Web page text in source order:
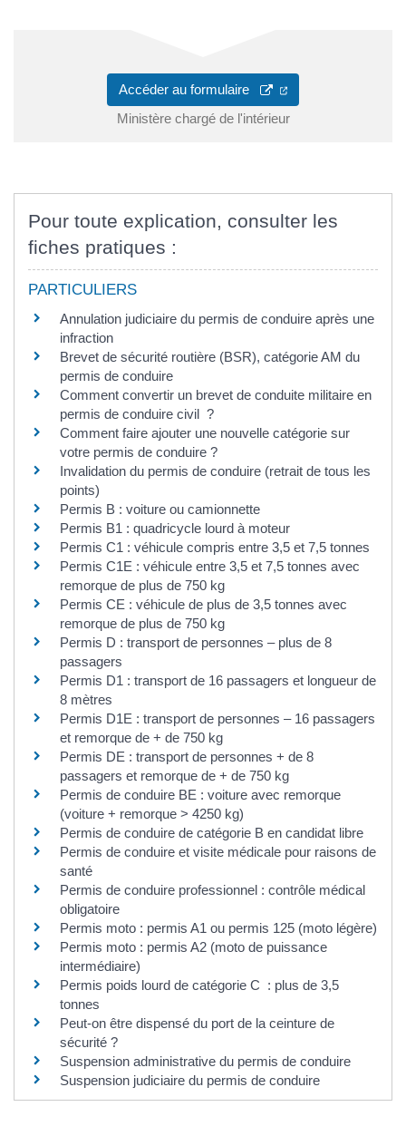
Accéder au formulaire
Ministère chargé de l'intérieur
Pour toute explication, consulter les
fiches pratiques :
PARTICULIERS
Annulation judiciaire du permis de conduire après une
infraction
Brevet de sécurité routière (BSR), catégorie AM du
permis de conduire
Comment convertir un brevet de conduite militaire en
permis de conduire civil ?
Comment faire ajouter une nouvelle catégorie sur
votre permis de conduire ?
Invalidation du permis de conduire (retrait de tous les
points)
Permis B : voiture ou camionnette
Permis B1 : quadricycle lourd à moteur
Permis C1 : véhicule compris entre 3,5 et 7,5 tonnes
Permis C1E : véhicule entre 3,5 et 7,5 tonnes avec
remorque de plus de 750 kg
Permis CE : véhicule de plus de 3,5 tonnes avec
remorque de plus de 750 kg
Permis D : transport de personnes – plus de 8
passagers
Permis D1 : transport de 16 passagers et longueur de
8 mètres
Permis D1E : transport de personnes – 16 passagers
et remorque de + de 750 kg
Permis DE : transport de personnes + de 8
passagers et remorque de + de 750 kg
Permis de conduire BE : voiture avec remorque
(voiture + remorque > 4250 kg)
Permis de conduire de catégorie B en candidat libre
Permis de conduire et visite médicale pour raisons de
santé
Permis de conduire professionnel : contrôle médical
obligatoire
Permis moto : permis A1 ou permis 125 (moto légère)
Permis moto : permis A2 (moto de puissance
intermédiaire)
Permis poids lourd de catégorie C : plus de 3,5
tonnes
Peut-on être dispensé du port de la ceinture de
sécurité ?
Suspension administrative du permis de conduire
Suspension judiciaire du permis de conduire